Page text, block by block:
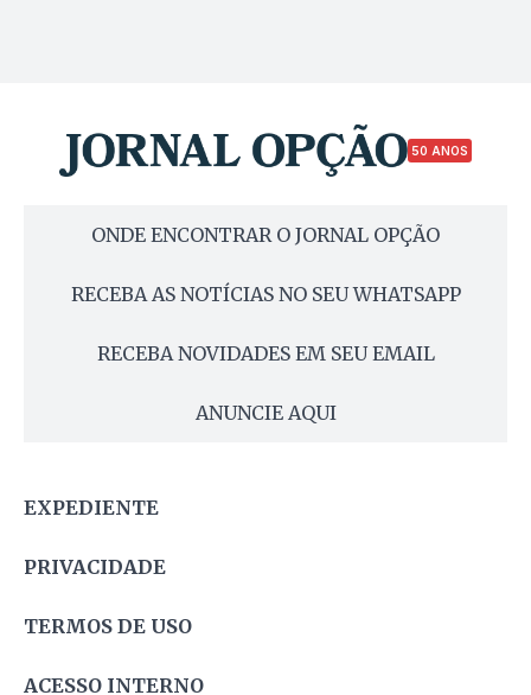
50 ANOS
ONDE ENCONTRAR O JORNAL OPÇÃO
RECEBA AS NOTÍCIAS NO SEU WHATSAPP
RECEBA NOVIDADES EM SEU EMAIL
ANUNCIE AQUI
EXPEDIENTE
PRIVACIDADE
TERMOS DE USO
ACESSO INTERNO